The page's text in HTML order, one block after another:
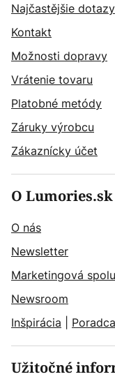
Najčastějšie dotazy
Kontakt
Možnosti dopravy
Vrátenie tovaru
Platobné metódy
Záruky výrobcu
Zákaznícky účet
O Lumories.sk
O nás
Newsletter
Marketingová
Newsroom
Inšpirácia
Poradca
Užitočné